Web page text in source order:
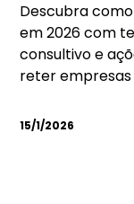
Descubra
em 2026 com
consultivo e
reter empresas
15/1/2026